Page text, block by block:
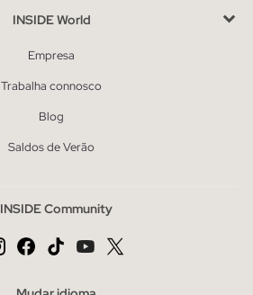
INSIDE World
Empresa
Trabalha connosco
Blog
Saldos de Verão
INSIDE Community